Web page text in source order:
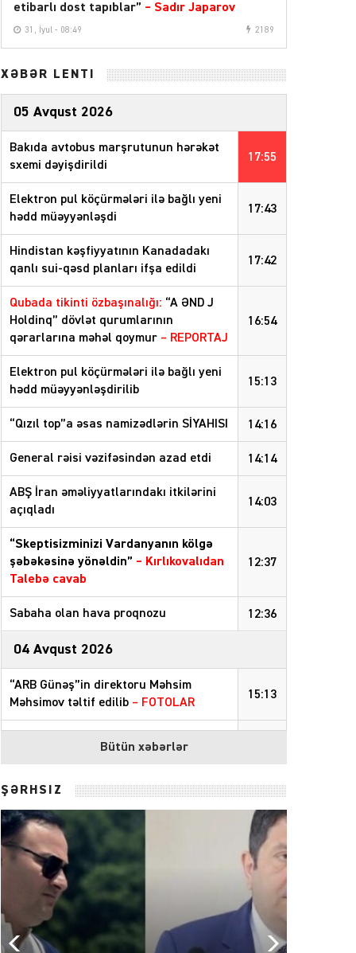
etibarlı dost tapıblar” – Sadır Japarov
31, İyul - 08:49 2189
XƏBƏR LENTİ
05 Avqust 2026
17:55
Bakıda avtobus marşrutunun hərəkət
sxemi dəyişdirildi
17:43
Elektron pul köçürmələri ilə bağlı yeni
hədd müəyyənləşdi
17:42
Hindistan kəşfiyyatının Kanadadakı
qanlı sui-qəsd planları ifşa edildi
16:54
Qubada tikinti özbaşınalığı: “A ƏND J
Holdinq” dövlət qurumlarının
qərarlarına məhəl qoymur – REPORTAJ
15:13
Elektron pul köçürmələri ilə bağlı yeni
hədd müəyyənləşdirilib
14:16
“Qızıl top”a əsas namizədlərin SİYAHISI
14:14
General rəisi vəzifəsindən azad etdi
14:03
ABŞ İran əməliyyatlarındakı itkilərini
açıqladı
12:37
“Skeptisizminizi Vardanyanın kölgə
şəbəkəsinə yönəldin” – Kırlıkovalıdan
Talebə cavab
12:36
Sabaha olan hava proqnozu
04 Avqust 2026
15:13
“ARB Günəş”in direktoru Məhsim
Məhsimov təltif edilib – FOTOLAR
11:43
“Müstəqil Azərbaycanla güclü
münasibətlər qurmalıyıq”
03 Avqust 2026
19:59
“İran ya saziş bağlamalı, ya da təslim
olmalıdır”
Tramp
Bütün xəbərlər
ŞƏRHSİZ